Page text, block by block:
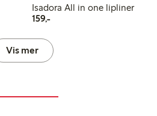
Isadora All in one lipliner
159,-159,00 kr
Vis mer